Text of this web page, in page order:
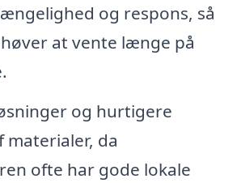
og respons, så
at vente længe på
og hurtigere
materialer, da
ofte har gode lokale